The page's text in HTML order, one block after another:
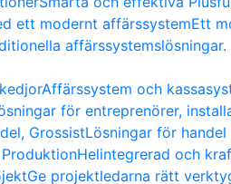
ett modernt affärssystemEtt
affärssystemslösningar.
Affärssystem och
för entreprenörer,
GrossistLösningar för
Helintegrerad och
Ge projektledarna rätt